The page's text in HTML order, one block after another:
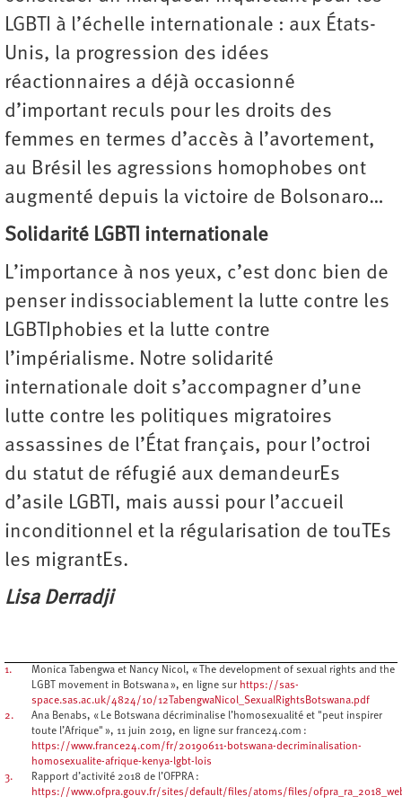
LGBTI à l’échelle internationale : aux États-
Unis, la progression des idées
réactionnaires a déjà occasionné
d’important reculs pour les droits des
femmes en termes d’accès à l’avortement,
au Brésil les agressions homophobes ont
augmenté depuis la victoire de Bolsonaro…
Solidarité LGBTI internationale
L’importance à nos yeux, c’est donc bien de
penser indissociablement la lutte contre les
LGBTIphobies et la lutte contre
l’impérialisme. Notre solidarité
internationale doit s’accompagner d’une
lutte contre les politiques migratoires
assassines de l’État français, pour l’octroi
du statut de réfugié aux demandeurEs
d’asile LGBTI, mais aussi pour l’accueil
inconditionnel et la régularisation de touTEs
les migrantEs.
Lisa Derradji
1.
Monica Tabengwa et Nancy Nicol, « The development of sexual rights and the
LGBT movement in Botswana », en ligne sur https://sas-
space.sas.ac.uk/4824/10/12TabengwaNicol_SexualRightsBotswana.pdf
2.
Ana Benabs, « Le Botswana décriminalise l’homosexualité et "peut inspirer
toute l’Afrique" », 11 juin 2019, en ligne sur france24.com :
https://www.france24.com/fr/20190611-botswana-decriminalisation-
homosexualite-afrique-kenya-lgbt-lois
3.
Rapport d’activité 2018 de l’OFPRA :
https://www.ofpra.gouv.fr/sites/default/files/atoms/files/